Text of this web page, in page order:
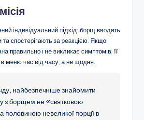
індивідуальний підхід: борщ вводять
спостерігають за реакцією. Якщо
правильно і не викликає симптомів, її
меню час від часу, а не щодня.
найбезпечніше знайомити
з борщем не «святковою
половиною невеликої порції в